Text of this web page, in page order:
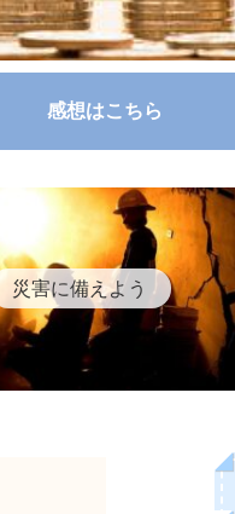
感想はこちら
災害に備えよう